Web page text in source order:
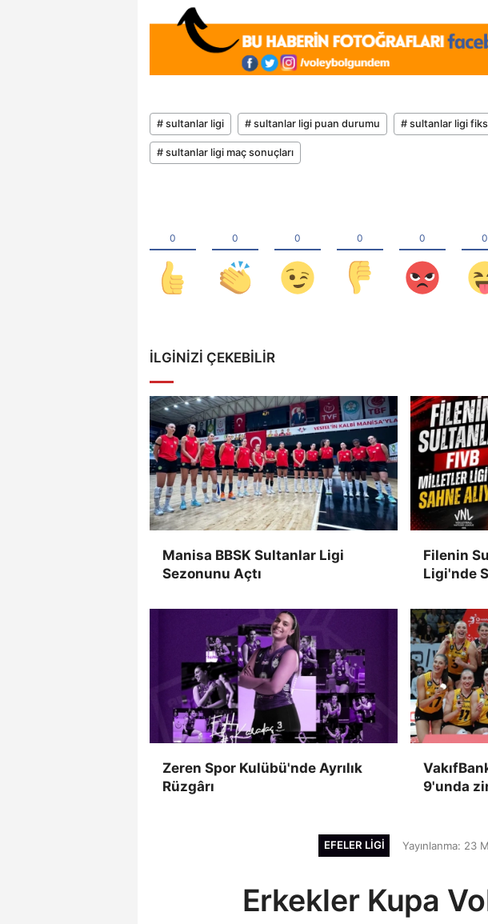
# sultanlar ligi # sultanlar ligi puan durumu # sultanlar ligi
# sultanlar ligi maç sonuçları
İLGINIZI ÇEKEBILIR
Manisa BBSK Sultanlar Ligi
Sezonunu Açtı
Filenin
Ligi'nde
Zeren Spor Kulübü'nde Ayrılık
Rüzgârı
9'unda
EFELER LIGI Yayınlanma: 23
Erkekler Kupa